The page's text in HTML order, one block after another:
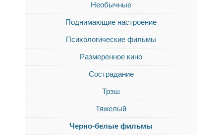
Необычные
Поднимающие настроение
Психологические фильмы
Размеренное кино
Сострадание
Трэш
Тяжелый
Черно-белые фильмы